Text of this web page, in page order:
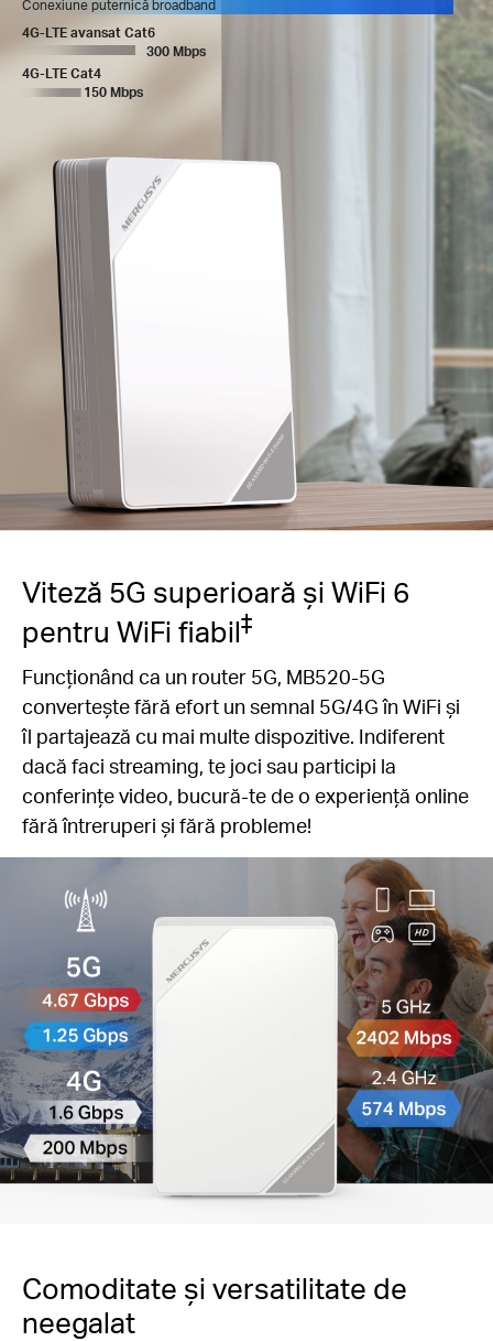
Conexiune puternică broadband
4G-LTE avansat Cat6
300 Mbps
4G-LTE Cat4
150 Mbps
Viteză 5G superioară și WiFi 6
pentru WiFi fiabil‡
Funcționând ca un router 5G, MB520-5G
convertește fără efort un semnal 5G/4G în WiFi și
îl partajează cu mai multe dispozitive. Indiferent
dacă faci streaming, te joci sau participi la
conferințe video, bucură-te de o experiență online
fără întreruperi și fără probleme!
Comoditate și versatilitate de
neegalat